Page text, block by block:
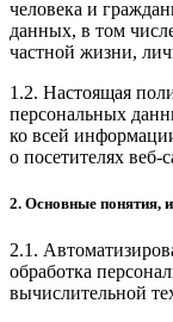
человека и
данных, в том
частной жизни,
1.2. Настоящая
персональных
ко всей
о посетителях веб-
2. Основные понятия,
2.1.
обработка
вычислительной